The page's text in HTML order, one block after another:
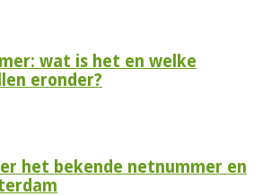
wat is het en welke
eronder?
het bekende netnummer en